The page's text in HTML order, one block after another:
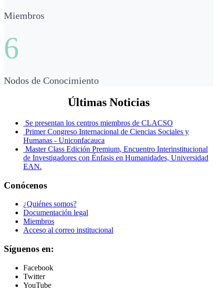
Miembros
6
Nodos de Conocimiento
Últimas Noticias
Se presentan los centros miembros de CLACSO
Primer Congreso Internacional de Ciencias Sociales y
Humanas - Uniconfacauca
Master Class Edición Premium, Encuentro Interinstitucional
de Investigadores con Énfasis en Humanidades, Universidad
EAN.
Conócenos
¿Quiénes somos?
Documentación legal
Miembros
Acceso al correo institucional
Síguenos en:
Facebook
Twitter
YouTube